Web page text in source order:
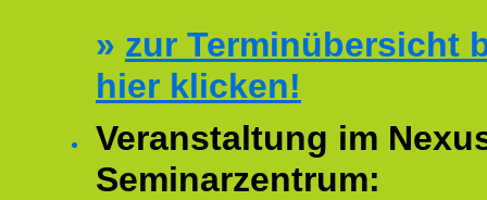
» zur Terminübersicht
hier klicken!
Veranstaltung im
Seminarzentrum: